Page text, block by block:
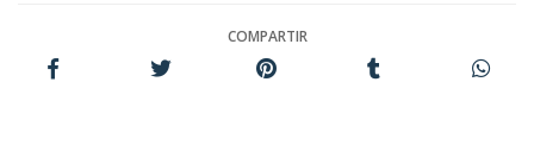
COMPARTIR